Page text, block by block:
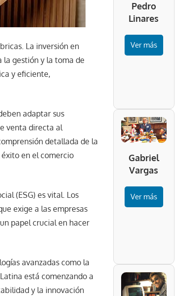
La inversión en
gestión y la toma de
y eficiente,
adaptar sus
venta directa al
detallada de la
en el comercio
(ESG) es vital. Los
exige a las empresas
papel crucial en hacer
avanzadas como la
está comenzando a
y la innovación
Pedro
Linares
Ver más
Gabriel
Vargas
Ver más